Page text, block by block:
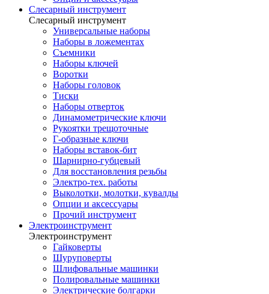
Слесарный инструмент
Слесарный инструмент
Универсальные наборы
Наборы в ложементах
Съемники
Наборы ключей
Воротки
Наборы головок
Тиски
Наборы отверток
Динамометрические ключи
Рукоятки трещоточные
Г-образные ключи
Наборы вставок-бит
Шарнирно-губцевый
Для восстановления резьбы
Электро-тех. работы
Выколотки, молотки, кувалды
Опции и аксессуары
Прочий инструмент
Электроинструмент
Электроинструмент
Гайковерты
Шуруповерты
Шлифовальные машинки
Полировальные машинки
Электрические болгарки